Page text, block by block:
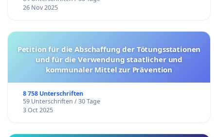
26 Nov 2025
Petition für die Abschaffung der Tötungsstationen
und für die Verwendung staatlicher und
kommunaler Mittel zur Prävention
8 758 Unterschriften
59 Unterschriften / 30 Tage
3 Oct 2025